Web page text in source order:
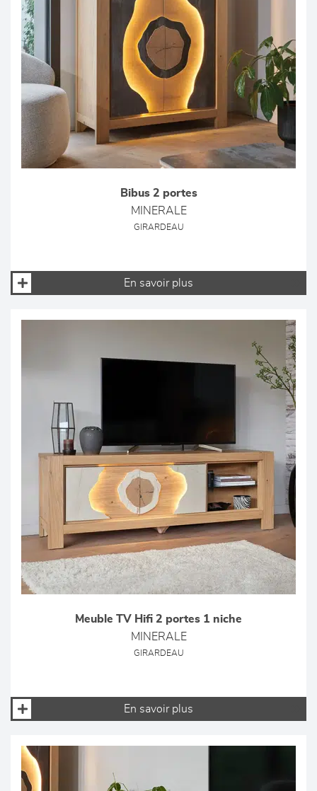
Bibus 2 portes
MINERALE
GIRARDEAU
En savoir plus
Meuble TV Hifi 2 portes 1 niche
MINERALE
GIRARDEAU
En savoir plus